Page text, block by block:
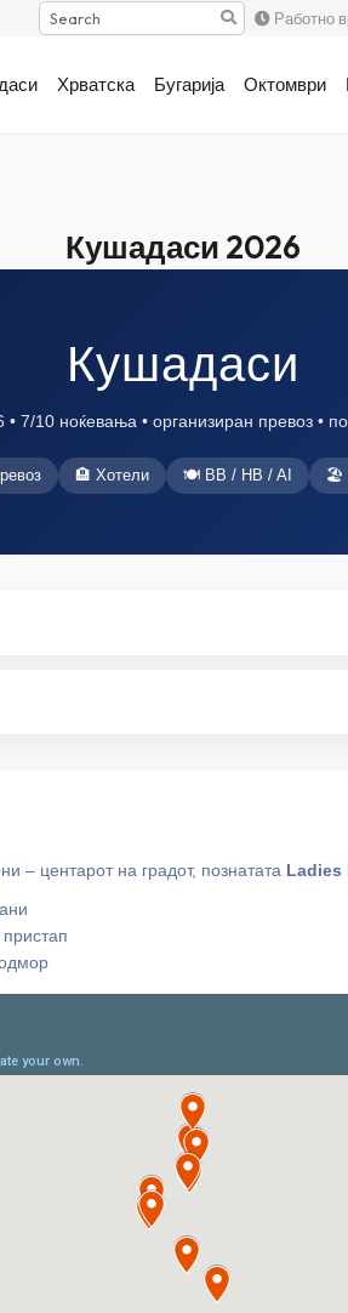
Search Работно
Хрватска Бугарија Октомври
Кушадаси 2026
Кушадаси
• 7/10 ноќевања • организиран превоз •
🏨 Хотели 🍽 BB / HB / AI 🏖
– центарот на градот, познатата Ladies